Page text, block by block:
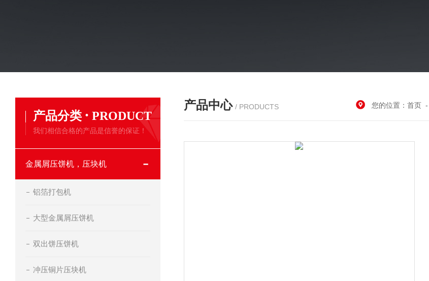
产品分类 · PRODUCT
我们相信合格的产品是信誉的保证！
金属屑压饼机，压块机
铝箔打包机
大型金属屑压饼机
双出饼压饼机
冲压铜片压块机
产品中心 / PRODUCTS 您的位置：首页 -